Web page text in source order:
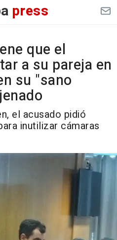
press
que el
a su pareja en
su "sano
el acusado pidió
inutilizar cámaras